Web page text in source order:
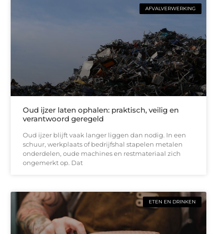
AFVALVERWERKING
Oud ijzer laten ophalen: praktisch, veilig en
verantwoord geregeld
Oud ijzer blijft vaak langer liggen dan nodig. In een
schuur, werkplaats of bedrijfshal stapelen metalen
onderdelen, oude machines en restmateriaal zich
ongemerkt op. Dat
ETEN EN DRINKEN